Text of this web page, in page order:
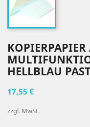
KOPIERPAPIER
HELLBLAU
17,55 €
zzgl. MwSt.